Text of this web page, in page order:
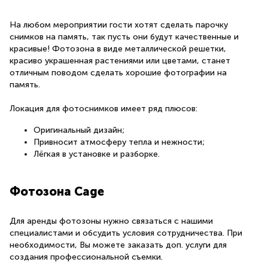
На любом мероприятии гости хотят сделать парочку
снимков на память, так пусть они будут качественные и
красивые! Фотозона в виде металлической решетки,
красиво украшенная растениями или цветами, станет
отличным поводом сделать хорошие фотографии на
память.
Локация для фотоснимков имеет ряд плюсов:
Оригинальный дизайн;
Привносит атмосферу тепла и нежности;
Лёгкая в установке и разборке.
Фотозона Cage
Для аренды фотозоны нужно связаться с нашими
специалистами и обсудить условия сотрудничества. При
необходимости, Вы можете заказать доп. услуги для
создания профессиональной съемки.